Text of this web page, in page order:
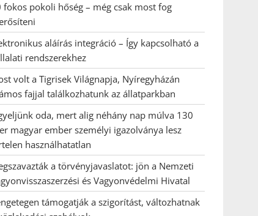
fokos pokoli hőség – még csak most fog
aláírás integráció – Így kapcsolható a
rendszerekhez
volt a Tigrisek Világnapja, Nyíregyházán
fajjal találkozhatunk az állatparkban
oda, mert alig néhány nap múlva 130
magyar ember személyi igazolványa lesz
használhatatlan
a törvényjavaslatot: jön a Nemzeti
és Vagyonvédelmi Hivatal
támogatják a szigorítást, változhatnak